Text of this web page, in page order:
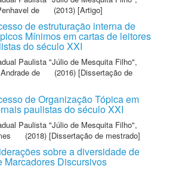
de
(2013) [Artigo]
de estruturação interna de
Mínimos em cartas de leitores
do século XXI
Paulista "Júlio de Mesquita Filho",
de
(2016) [Dissertação de
de Organização Tópica em
paulistas do século XXI
Paulista "Júlio de Mesquita Filho",
(2018) [Dissertação de mestrado]
sobre a diversidade de
Marcadores Discursivos